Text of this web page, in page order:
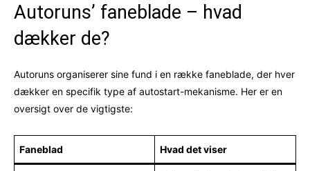
Autoruns’ faneblade – hvad
dækker de?
Autoruns organiserer sine fund i en række faneblade, der hver
dækker en specifik type af autostart-mekanisme. Her er en
oversigt over de vigtigste:
Faneblad Hvad det viser